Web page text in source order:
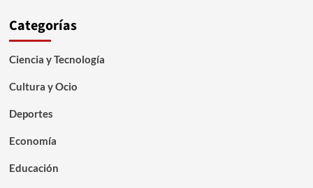
Categorías
Ciencia y Tecnología
Cultura y Ocio
Deportes
Economía
Educación